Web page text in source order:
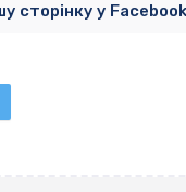
сторінку у Facebook